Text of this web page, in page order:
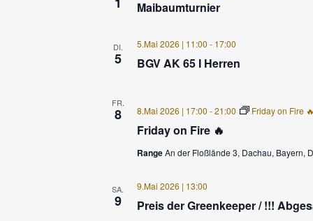
Maibaumturnier
DI.
5 BGV AK 65 I Herren
5.Mai 2026 | 11:00 - 17:00
FR.
8
Friday on Fire 🔥
8.Mai 2026 | 17:00 -21:00 Friday on Fire 🔥
RangeAn der Floßlände 3, Dachau, Bayern,
SA.
9 Preis der Greenkeeper / !!!
9.Mai 2026 | 13:00